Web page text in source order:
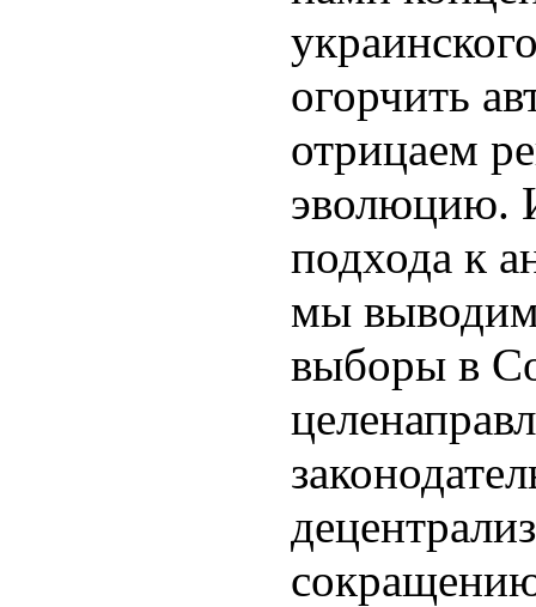
огорчить
отрицаем
эволюцию.
подхода к
мы
выборы в